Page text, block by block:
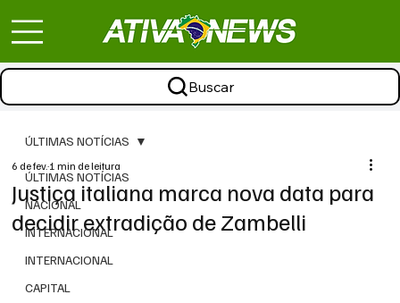
Buscar
ÚLTIMAS NOTÍCIAS
NACIONAL
INTERNACIONAL
INTERNACIONAL
CAPITAL
ÚLTIMAS NOTÍCIAS
Justiça italiana marca nova data para
decidir extradição de Zambelli
6 de fev.1 min de leitura